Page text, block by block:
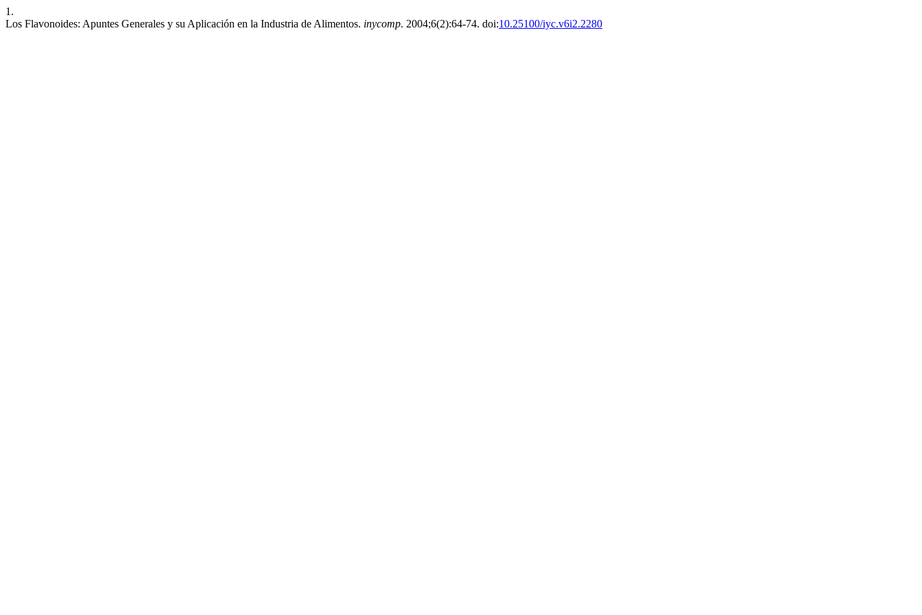
1.
Los Flavonoides: Apuntes Generales y su Aplicación en la Industria de Alimentos. inycomp. 2004;6(2):64-74. doi:10.25100/iyc.v6i2.2280